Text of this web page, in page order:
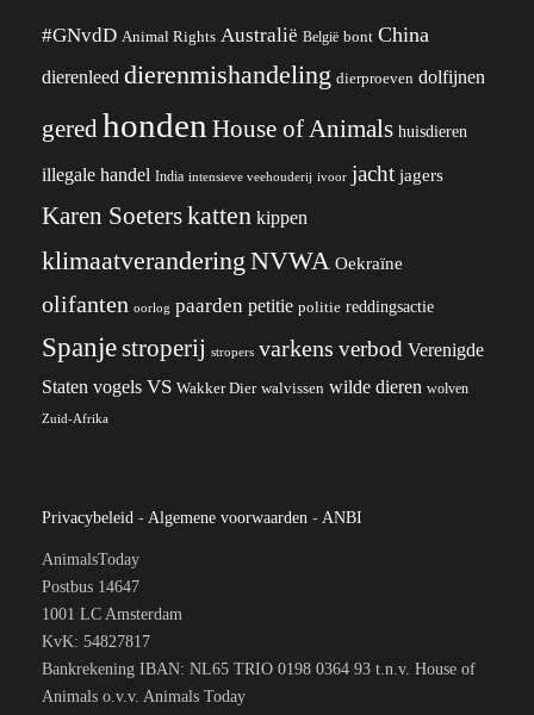
#GNvdD Animal Rights Australië België bont China
dierenleed dierenmishandeling dierproeven dolfijnen
geredhonden House of Animals huisdieren
illegale handel India intensieve veehouderij ivoor jacht jagers
Karen Soeterskatten kippen
klimaatverandering NVWA Oekraïne
olifanten oorlog paarden petitie politie reddingsactie
Spanjestroperij stropers varkens verbod Verenigde
Staten vogels VS Wakker Dier walvissen wilde dieren wolven
Zuid-Afrika
Privacybeleid - Algemene voorwaarden - ANBI
AnimalsToday
Postbus 14647
1001 LC Amsterdam
KvK: 54827817
Bankrekening IBAN: NL65 TRIO 0198 0364 93 t.n.v. House of
Animals o.v.v. Animals Today